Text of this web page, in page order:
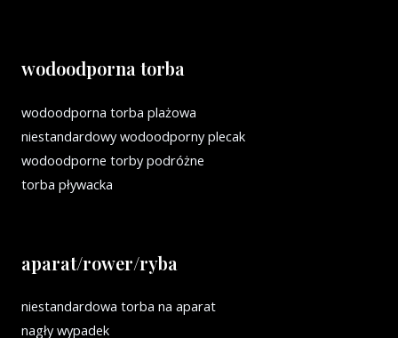
wodoodporna torba
wodoodporna torba plażowa
niestandardowy wodoodporny plecak
wodoodporne torby podróżne
torba pływacka
aparat/rower/ryba
niestandardowa torba na aparat
nagły wypadek